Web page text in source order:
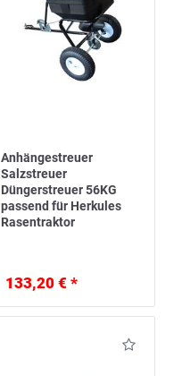
Anhängestreuer
Salzstreuer
Düngerstreuer 56KG
passend für Herkules
Rasentraktor
133,20 € *